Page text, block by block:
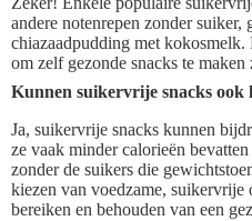
andere notenrepen zonder suiker,
chiazaadpudding met
om zelf gezonde snacks te
Kunnen suikervrije snacks ook
Ja, suikervrije snacks kunnen
ze vaak minder calorieën
zonder de suikers die
kiezen van voedzame, suikervrije
bereiken en behouden van een